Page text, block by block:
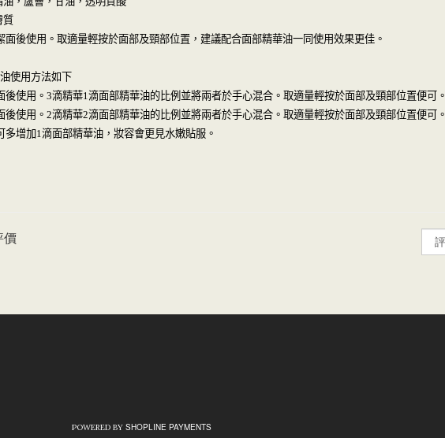
質
面後使用。取適量輕按於面部及頸部位置，建議配合面部精華油一同使用效果更佳。
使用方法如下
後使用。 3滴精華1滴面部精華油的比例並將兩者於手心混合。取適量輕按於面部及頸部位置便可。
後使用。 2滴精華2滴面部精華油的比例並將兩者於手心混合。取適量輕按於面部及頸部位置便可。
多增加1滴面部精華油，妝容會更見水嫩貼服。
價
POWERED BY SHOPLINE PAYMENTS